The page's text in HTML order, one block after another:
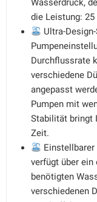
Wasserdruck,
die Leistung: 25
Ultra-
Durchflussrate
verschiedene
angepasst
Pumpen mit
Stabilität bringt
Zeit.
Einstellbarer
verfügt über ein
benötigten
verschiedenen